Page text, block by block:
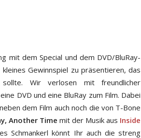
mit dem Special und dem DVD/BluRay-
Gewinnspiel zu präsentieren, das
Wir verlosen mit freundlicher
DVD und eine BluRay zum Film. Dabei
dem Film auch noch die von T-Bone
Another Time mit der Musik aus Inside
Schmankerl könnt Ihr auch die streng